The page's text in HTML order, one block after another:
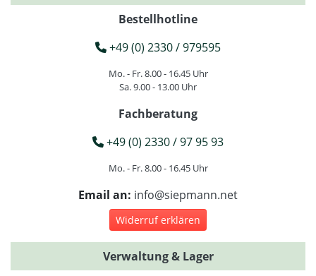
Bestellhotline
+49 (0) 2330 / 979595
Mo. - Fr. 8.00 - 16.45 Uhr
Sa. 9.00 - 13.00 Uhr
Fachberatung
+49 (0) 2330 / 97 95 93
Mo. - Fr. 8.00 - 16.45 Uhr
Email an: info@siepmann.net
Widerruf erklären
Verwaltung & Lager